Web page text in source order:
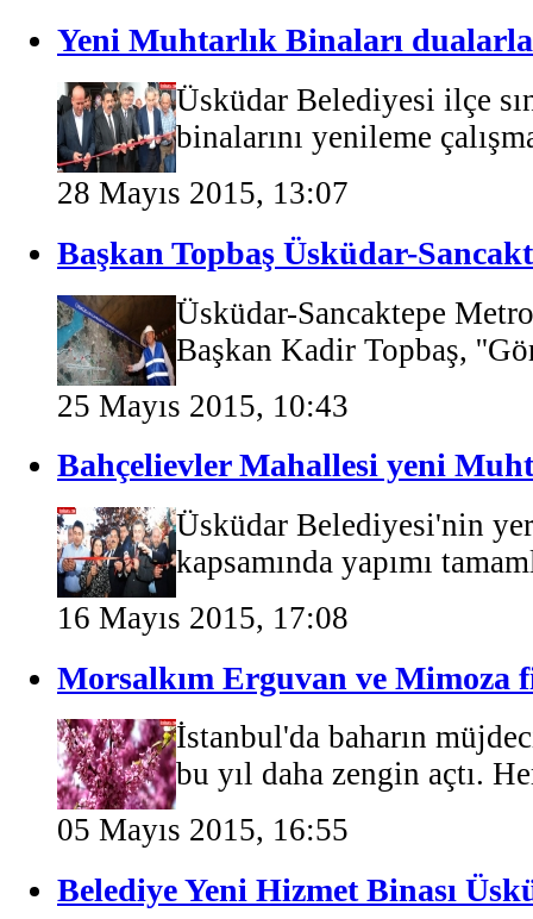
Yeni Muhtarlık Binaları dualarla
Üsküdar Belediyesi ilçe
binalarını yenileme
28 Mayıs 2015, 13:07
Başkan Topbaş Üsküdar-
Üsküdar-Sancaktepe
Başkan Kadir Topbaş,
25 Mayıs 2015, 10:43
Bahçelievler Mahallesi yeni
Üsküdar Belediyesi'nin
kapsamında yapımı
16 Mayıs 2015, 17:08
Morsalkım Erguvan ve Mimoza
İstanbul'da baharın
bu yıl daha zengin açtı.
05 Mayıs 2015, 16:55
Belediye Yeni Hizmet Binası